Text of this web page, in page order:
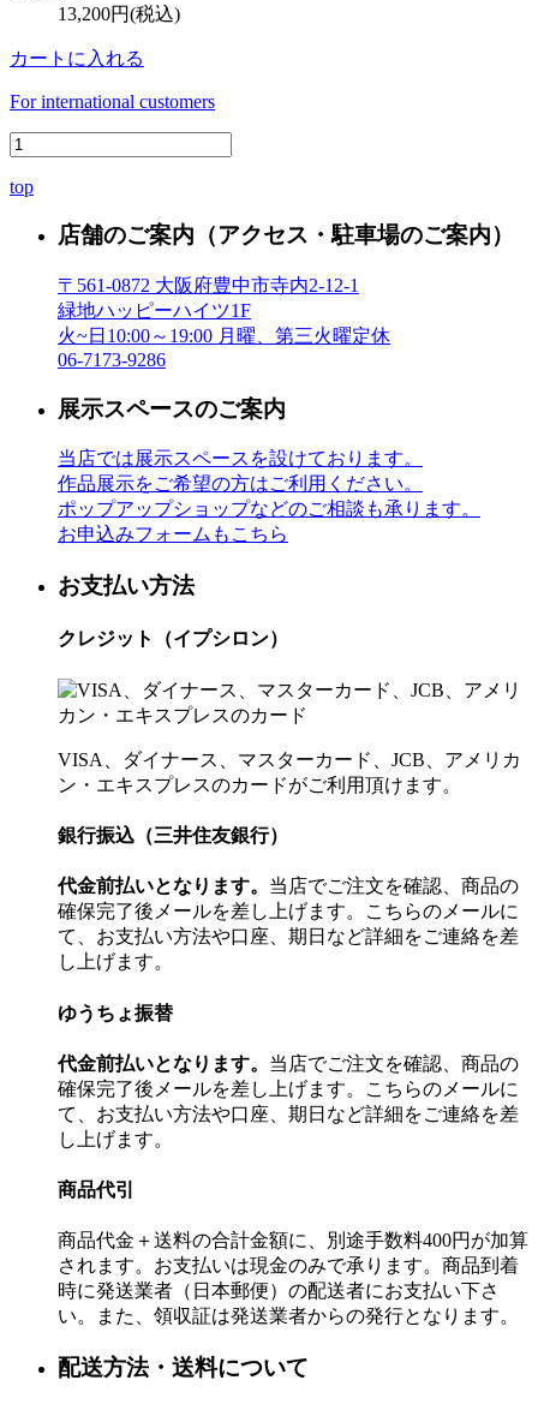
13,200円(税込)
カートに入れる
For international customers
top
店舗のご案内 （アクセス・駐車場のご案内）
〒561-0872 大阪府豊中市寺内2-12-1
緑地ハッピーハイツ1F
火~日10:00～19:00 月曜、第三火曜定休
06-7173-9286
展示スペースのご案内
当店では展示スペースを設けております。
作品展示をご希望の方はご利用ください。
ポップアップショップなどのご相談も承ります。
お申込みフォームもこちら
お支払い方法
クレジット（イプシロン）
VISA、ダイナース、マスターカード、JCB、アメリカ
ン・エキスプレスのカードがご利用頂けます。
銀行振込（三井住友銀行）
代金前払いとなります。 当店でご注文を確認、商品の
確保完了後メールを差し上げます。こちらのメールに
て、お支払い方法や口座、期日など詳細をご連絡を差
し上げます。
ゆうちょ振替
代金前払いとなります。 当店でご注文を確認、商品の
確保完了後メールを差し上げます。こちらのメールに
て、お支払い方法や口座、期日など詳細をご連絡を差
し上げます。
商品代引
商品代金＋送料の合計金額に、別途手数料400円が加算
されます。お支払いは現金のみで承ります。商品到着
時に発送業者（日本郵便）の配送者にお支払い下さ
い。また、領収証は発送業者からの発行となります。
配送方法・送料について